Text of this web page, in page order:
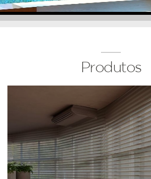
Produtos